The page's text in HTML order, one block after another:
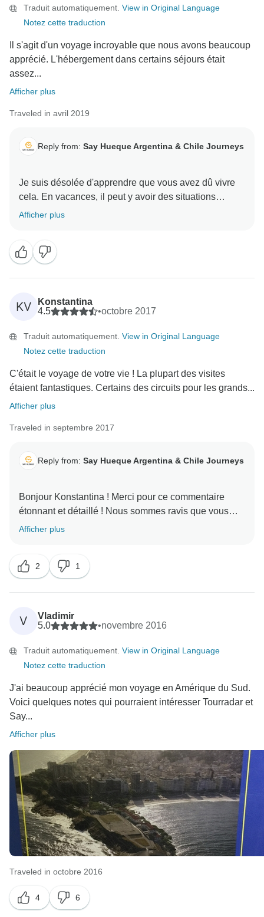
Traduit automatiquement. View in Original Language
Notez cette traduction
Il s'agit d'un voyage incroyable que nous avons beaucoup
apprécié. L'hébergement dans certains séjours était
assez...
Afficher plus
Traveled in avril 2019
Reply from: Say Hueque Argentina & Chile Journeys
Je suis désolée d'apprendre que vous avez dû vivre
cela. En vacances, il peut y avoir des situations
imprévues, des changements et des ajouts que
n'est pas pleinement satisfaite de cet aspect du
voyage. L'objectif principal de Say Hueque est de
créer les meilleures expériences de voyage, et nous
comprenons que vos attentes n'ont pas été
pleinement satisfaites. Nous savons que nous ne
de notre contrôle, mais j'espère que vous acceptez
nos excuses sincères et nous attendons avec
Afficher plus
KV
Konstantina
4.5
•octobre 2017
Traduit automatiquement. View in Original Language
Notez cette traduction
C'était le voyage de votre vie ! La plupart des visites
étaient fantastiques. Certains des circuits pour les grands...
Afficher plus
Traveled in septembre 2017
Reply from: Say Hueque Argentina & Chile Journeys
Bonjour Konstantina ! Merci pour ce commentaire
étonnant et détaillé ! Nous sommes ravis que vous
ayez passé un excellent séjour en Amérique du Sud.
Afficher plus
2 1
V
Vladimir
5.0
•novembre 2016
Traduit automatiquement. View in Original Language
Notez cette traduction
J'ai beaucoup apprécié mon voyage en Amérique du Sud.
Voici quelques notes qui pourraient intéresser Tourradar et
Say...
Afficher plus
Traveled in octobre 2016
4 6